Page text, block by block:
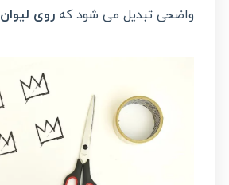
واضحی تبدیل می شود کهروی لیوان